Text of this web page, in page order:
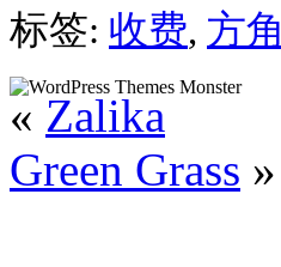
标签: 收费, 方角
« Zalika
Green Grass »